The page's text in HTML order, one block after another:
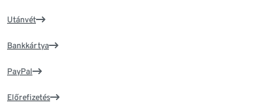
Utánvét
Bankkártya
PayPal
Előrefizetés